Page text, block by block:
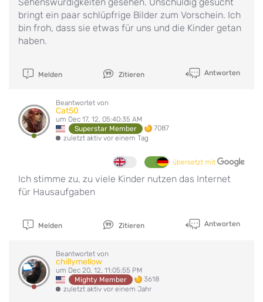
bringt ein paar schlüpfrige Bilder zum Vorschein. Ich
bin froh, dass sie etwas für uns und die Kinder getan
haben.
Melden Zitieren Antworten
Beantwortet von
Cat50
um Dec 17, 12, 05:40:35 AM
Superstar Member
7087
zuletzt aktiv vor einem Tag
übersetzt mit
Ich stimme zu, zu viele Kinder nutzen das Internet
für Hausaufgaben
Melden Zitieren Antworten
Beantwortet von
chillymellow
um Dec 20, 12, 11:05:55 PM
Mighty Member
3618
zuletzt aktiv vor einem Jahr